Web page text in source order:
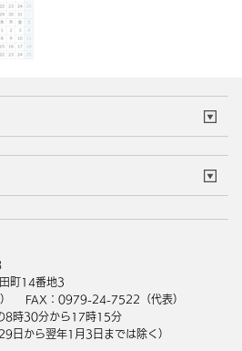
組織案内
町14番地3
FAX：0979-24-7522（代表）
8時30分から17時15分
日から翌年1月3日までは除く）